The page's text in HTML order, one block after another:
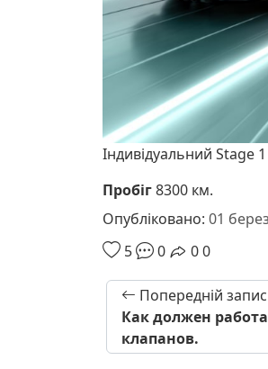
Індивідуальний Stage
Пробіг8300 км.
Опубліковано: 01
5
0 00
Попередній запис
Как должен
клапанов.